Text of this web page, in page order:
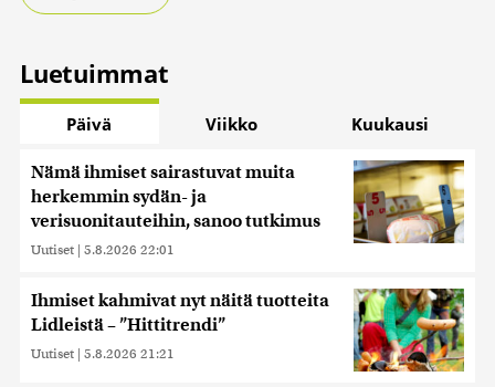
Luetuimmat
Päivä Viikko Kuukausi
Nämä ihmiset sairastuvat muita
herkemmin sydän- ja
verisuonitauteihin, sanoo tutkimus
Uutiset | 5.8.2026 22:01
Ihmiset kahmivat nyt näitä tuotteita
Lidleistä – ”Hittitrendi”
Uutiset | 5.8.2026 21:21